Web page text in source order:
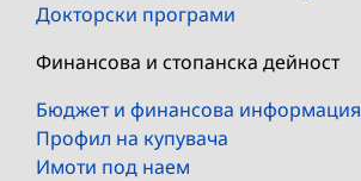
Докторски програми
Финансова и стопанска дейност
Бюджет и финансова информация
Профил на купувача
Имоти под наем